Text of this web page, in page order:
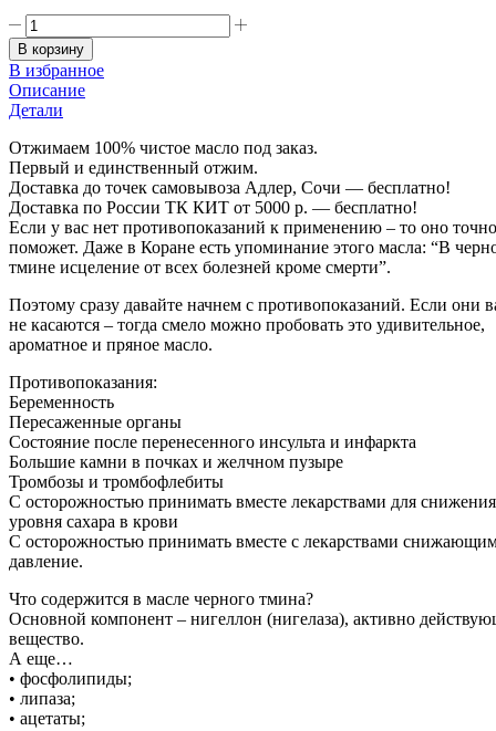
составляла
5388,00₽.
Количество
товара
Масло
чёрного
тмина
свежедавленное
500
мл
(пластик)
В корзину
В избранное
Описание
Детали
Отжимаем 100% чистое масло под заказ.
Первый и единственный отжим.
Доставка до точек самовывоза Адлер, Сочи — бесплатно!
Доставка по России ТК КИТ от 5000 р. — бесплатно!
Если у вас нет противопоказаний к применению – то оно точно
поможет. Даже в Коране есть упоминание этого масла: “В
тмине исцеление от всех болезней кроме смерти”.
Поэтому сразу давайте начнем с противопоказаний. Если они
не касаются – тогда смело можно пробовать это удивительное,
ароматное и пряное масло.
Противопоказания:
Беременность
Пересаженные органы
Состояние после перенесенного инсульта и инфаркта
Большие камни в почках и желчном пузыре
Тромбозы и тромбофлебиты
С осторожностью принимать вместе лекарствами для снижения
уровня сахара в крови
С осторожностью принимать вместе с лекарствами
давление.
Что содержится в масле черного тмина?
Основной компонент – нигеллон (нигелаза), активно
вещество.
А еще…
• фосфолипиды;
• липаза;
• ацетаты;